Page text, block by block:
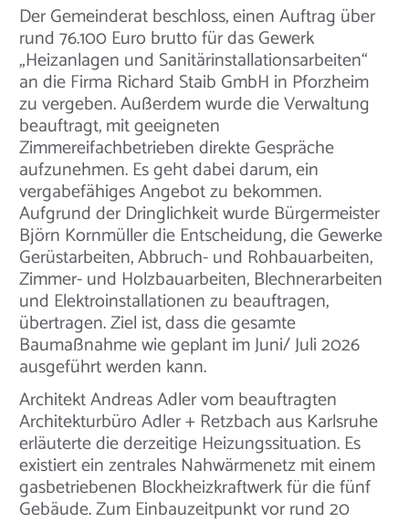
Der Gemeinderat beschloss, einen Auftrag über
rund 76.100 Euro brutto für das Gewerk
„Heizanlagen und Sanitärinstallationsarbeiten“
an die Firma Richard Staib GmbH in Pforzheim
zu vergeben. Außerdem wurde die Verwaltung
beauftragt, mit geeigneten
Zimmereifachbetrieben direkte Gespräche
aufzunehmen. Es geht dabei darum, ein
vergabefähiges Angebot zu bekommen.
Aufgrund der Dringlichkeit wurde Bürgermeister
Björn Kornmüller die Entscheidung, die Gewerke
Gerüstarbeiten, Abbruch- und Rohbauarbeiten,
Zimmer- und Holzbauarbeiten, Blechnerarbeiten
und Elektroinstallationen zu beauftragen,
übertragen. Ziel ist, dass die gesamte
Baumaßnahme wie geplant im Juni/ Juli 2026
ausgeführt werden kann.
Architekt Andreas Adler vom beauftragten
Architekturbüro Adler + Retzbach aus Karlsruhe
erläuterte die derzeitige Heizungssituation. Es
existiert ein zentrales Nahwärmenetz mit einem
gasbetriebenen Blockheizkraftwerk für die fünf
Gebäude. Zum Einbauzeitpunkt vor rund 20